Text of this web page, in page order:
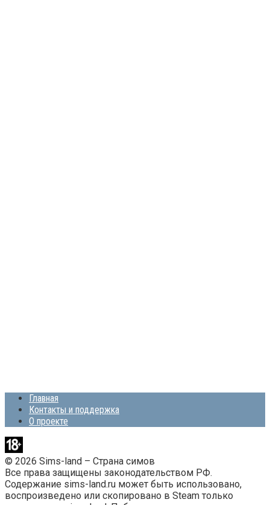
Главная
Контакты и поддержка
О проекте
© 2026 Sims-land – Страна симов
Все права защищены законодательством РФ.
Содержание sims-land.ru может быть использовано,
воспроизведено или скопировано в Steam только